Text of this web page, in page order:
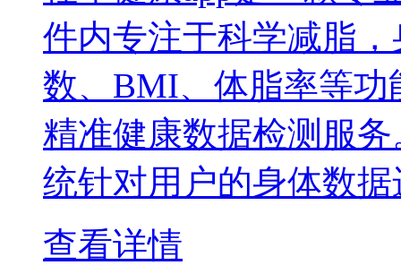
件内专注于科学减脂
数、BMI、体脂率等
精准健康数据检测服
统针对用户的身体数据
查看详情